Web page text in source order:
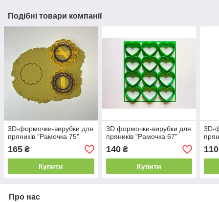
Подібні товари компанії
3D-формочки-вирубки для
пряників "Рамочка 75"
165 ₴
Купити
3D формочки-вирубки для
пряників "Рамочка 67"
140₴
Купити
3D-
110
Про нас